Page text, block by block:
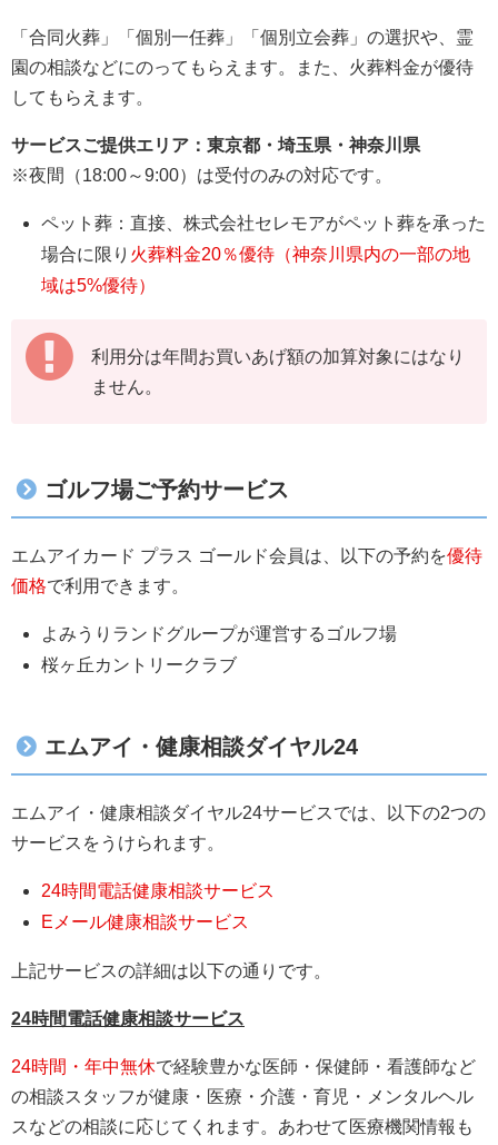
「合同火葬」「個別一任葬」「個別立会葬」の選択や、霊
園の相談などにのってもらえます。また、火葬料金が優待
してもらえます。
サービスご提供エリア：東京都・埼玉県・神奈川県
※夜間（18:00～9:00）は受付のみの対応です。
ペット葬：直接、株式会社セレモアがペット葬を承った
場合に限り 火葬料金20％優待（神奈川県内の一部の地
域は5%優待）
利用分は年間お買いあげ額の加算対象にはなり
ません。
ゴルフ場ご予約サービス
エムアイカード プラス ゴールド会員は、以下の予約を優待
価格で利用できます。
よみうりランドグループが運営するゴルフ場
桜ヶ丘カントリークラブ
エムアイ・健康相談ダイヤル24
エムアイ・健康相談ダイヤル24サービスでは、以下の2つの
サービスをうけられます。
24時間電話健康相談サービス
Eメール健康相談サービス
上記サービスの詳細は以下の通りです。
24時間電話健康相談サービス
24時間・年中無休で経験豊かな医師・保健師・看護師など
の相談スタッフが健康・医療・介護・育児・メンタルヘル
スなどの相談に応じてくれます。あわせて医療機関情報も